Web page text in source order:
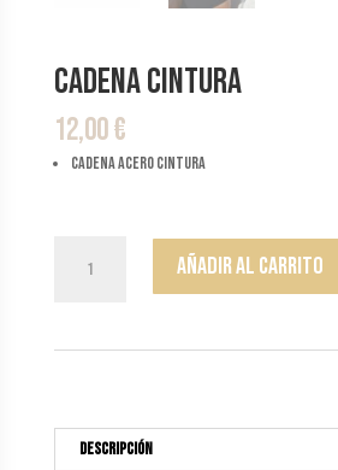
Cadena Cintura
12,00€
cadena acero cintura
Cintura
Añadir al carrito
Descripción